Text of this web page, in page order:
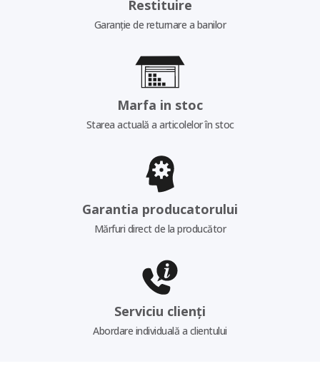
Restituire
Garanție de returnare a banilor
Marfa in stoc
Starea actuală a articolelor în stoc
Garantia producatorului
Mărfuri direct de la producător
Serviciu clienți
Abordare individuală a clientului